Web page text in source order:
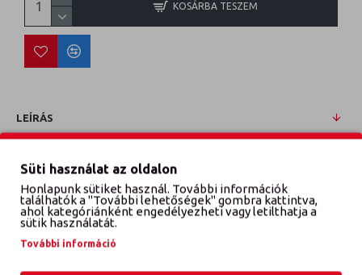
KOSÁRBA TESZEM
LEÍRÁS
HYUNDAI SANTA FE 00-06 Méretpontos csomagtértálca
VÉLEMÉNYEK
Süti használat az oldalon
Honlapunk sütiket használ. További információk
találhatók a "További lehetőségek" gombra kattintva,
ahol kategóriánként engedélyezheti vagy letilthatja a
sütik használatát.
További információ